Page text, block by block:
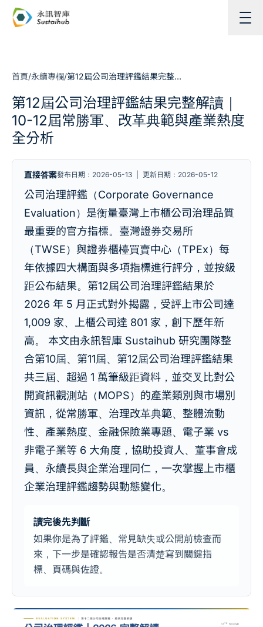
跳至主內容
首頁/永續專欄/ 第12屆公司治理評鑑結果完整解讀｜10-12屆常勝軍、改革典範與產業熱度全分析
第12屆公司治理評鑑結果完整解讀｜
10-12屆常勝軍、改革典範與產業熱度
全分析
直接答案發布日期：2026-05-13 更新日期：2026-05-12
公司治理評鑑（Corporate Governance
Evaluation）是衡量臺灣上市櫃公司治理品質
最重要的官方指標。臺灣證券交易所
（TWSE）與證券櫃檯買賣中心（TPEx）每
年依據四大構面與多項指標進行評分，並按級
距公布結果。第12屆公司治理評鑑結果於
2026 年 5 月正式對外揭露，受評上市公司達
1,009 家、上櫃公司達 801 家，創下歷年新
高。 本文由永訊智庫 Sustaihub 研究團隊整
合第10屆、第11屆、第12屆公司治理評鑑結果
共三屆、超過 1 萬筆級距資料，並交叉比對公
開資訊觀測站（MOPS）的產業類別與市場別
資訊，從常勝軍、治理改革典範、整體流動
性、產業熱度、金融保險業專題、電子業 vs
非電子業等 6 大角度，協助投資人、董事會成
員、永續長與企業治理同仁，一次掌握上市櫃
企業治理評鑑趨勢與動態變化。
讀完後先判斷
如果你是為了評鑑、常見缺失或公開前檢查而
來，下一步是確認報告是否清楚寫到關鍵指
標、頁碼與佐證。